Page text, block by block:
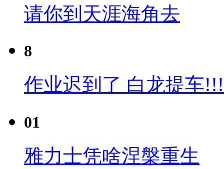
请你到天涯海角去
8
作业迟到了 白龙提车
01
雅力士凭啥涅槃重生